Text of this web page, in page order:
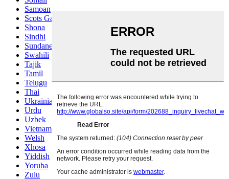
Samoan
Scots Gaelic
Shona
Sindhi
Sundanese
Swahili
Tajik
Tamil
Telugu
Thai
Ukrainian
Urdu
Uzbek
Vietnamese
Welsh
Xhosa
Yiddish
Yoruba
Zulu